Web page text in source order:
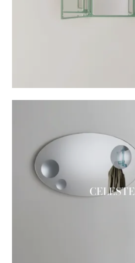
CELESTE